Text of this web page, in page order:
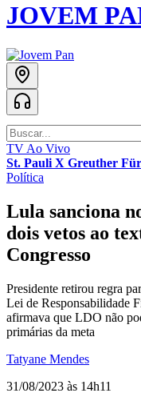
JOVEM
TV Ao Vivo
St. Pauli X Greuther
Política
Lula sanciona
dois vetos ao
Congresso
Presidente retirou regra
Lei de Responsabilidade
afirmava que LDO não
primárias da meta
Tatyane Mendes
31/08/2023 às 14h11